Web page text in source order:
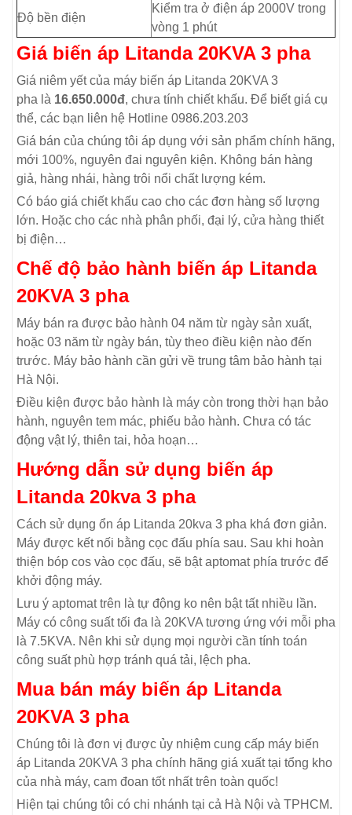
Độ bền điện
Kiểm tra ở điện áp 2000V trong
vòng 1 phút
Giá biến áp Litanda 20KVA 3 pha
Giá niêm yết của máy biến áp Litanda 20KVA 3
pha là 16.650.000đ, chưa tính chiết khấu. Để biết giá cụ
thể, các bạn liên hệ Hotline 0986.203.203
Giá bán của chúng tôi áp dụng với sản phẩm chính hãng,
mới 100%, nguyên đai nguyên kiện. Không bán hàng
giả, hàng nhái, hàng trôi nổi chất lượng kém.
Có báo giá chiết khấu cao cho các đơn hàng số lượng
lớn. Hoặc cho các nhà phân phối, đại lý, cửa hàng thiết
bị điện…
Chế độ bảo hành biến áp Litanda
20KVA 3 pha
Máy bán ra được bảo hành 04 năm từ ngày sản xuất,
hoặc 03 năm từ ngày bán, tùy theo điều kiện nào đến
trước. Máy bảo hành cần gửi về trung tâm bảo hành tại
Hà Nội.
Điều kiện được bảo hành là máy còn trong thời hạn bảo
hành, nguyên tem mác, phiếu bảo hành. Chưa có tác
động vật lý, thiên tai, hỏa hoạn…
Hướng dẫn sử dụng biến áp
Litanda 20kva 3 pha
Cách sử dụng ổn áp Litanda 20kva 3 pha khá đơn giản.
Máy được kết nối bằng cọc đấu phía sau. Sau khi hoàn
thiện bóp cos vào cọc đấu, sẽ bật aptomat phía trước để
khởi động máy.
Lưu ý aptomat trên là tự động ko nên bật tất nhiều lần.
Máy có công suất tối đa là 20KVA tương ứng với mỗi pha
là 7.5KVA. Nên khi sử dụng mọi người cần tính toán
công suất phù hợp tránh quá tải, lệch pha.
Mua bán máy biến áp Litanda
20KVA 3 pha
Chúng tôi là đơn vị được ủy nhiệm cung cấp máy biến
áp Litanda 20KVA 3 pha chính hãng giá xuất tại tổng kho
của nhà máy, cam đoan tốt nhất trên toàn quốc!
Hiện tại chúng tôi có chi nhánh tại cả Hà Nội và TPHCM.